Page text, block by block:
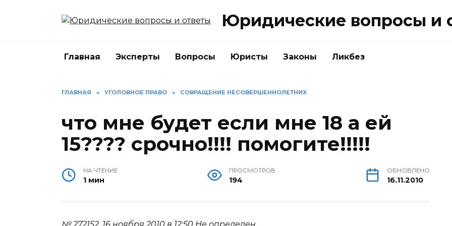
Юридические вопросы и
Главная Эксперты Вопросы Юристы Законы Ликбез
ГЛАВНАЯ » УГОЛОВНОЕ ПРАВО » СОВРАЩЕНИЕ НЕСОВЕРШЕННОЛЕТНИХ
что мне будет если мне 18 а ей
15???? срочно!!!! помогите!!!!!
НА ЧТЕНИЕ
1 мин
ПРОСМОТРОВ
194
ОБНОВЛЕНО
16.11.2010